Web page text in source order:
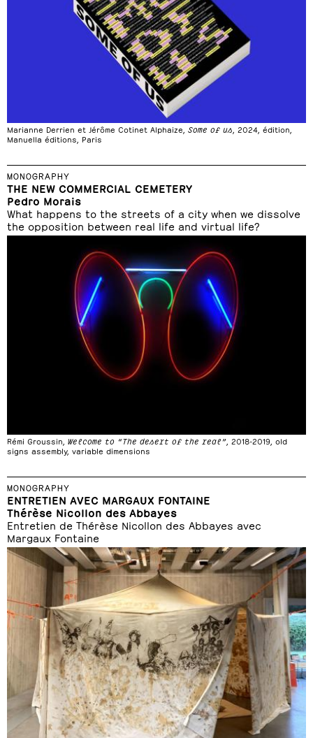
Marianne Derrien et Jérôme Cotinet Alphaize, Some of us , 2024, édition,
Manuella éditions, Paris
MONOGRAPHY
THE NEW COMMERCIAL CEMETERY
Pedro Morais
What happens to the streets of a city when we dissolve
the opposition between real life and virtual life?
Rémi Groussin, Welcome to “The desert of the real” , 2018-2019, old
signs assembly, variable dimensions
MONOGRAPHY
ENTRETIEN AVEC MARGAUX FONTAINE
Thérèse Nicollon des Abbayes
Entretien de Thérèse Nicollon des Abbayes avec
Margaux Fontaine